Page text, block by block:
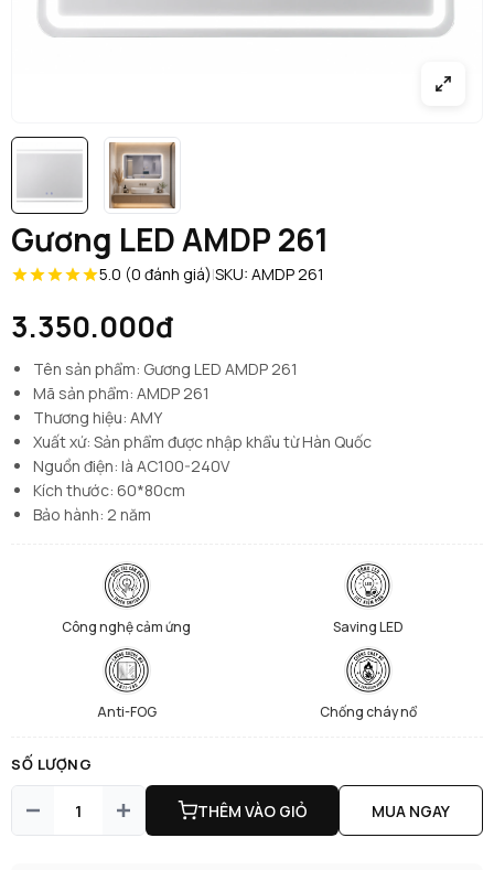
Gương LED AMDP 261
5.0 (0 đánh giá)|SKU: AMDP 261
3.350.000đ
Tên sản phẩm: Gương LED AMDP 261
Mã sản phẩm: AMDP 261
Thương hiệu: AMY
Xuất xứ: Sản phẩm được nhập khẩu từ Hàn Quốc
Nguồn điện: là AC100-240V
Kích thước: 60*80cm
Bảo hành: 2 năm
Công nghệ cảm ứng Saving LED
Anti-FOG Chống cháy nổ
SỐ LƯỢNG
THÊM VÀO GIỎ MUA NGAY